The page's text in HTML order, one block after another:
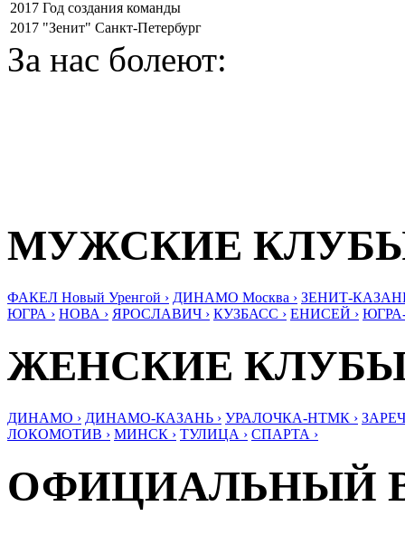
2017 Год создания команды
2017 "Зенит" Санкт-Петербург
За нас болеют:
МУЖСКИЕ
ФАКЕЛ Новый Уренгой › ДИНАМО Москва › ЗЕНИТ-
ЮГРА › НОВА › ЯРОСЛАВИЧ › КУЗБАСС › ЕНИСЕЙ ›
ЖЕНСКИЕ
ДИНАМО › ДИНАМО-КАЗАНЬ › УРАЛОЧКА-НТМК ›
ЛОКОМОТИВ › МИНСК › ТУЛИЦА › СПАРТА ›
ОФИЦИАЛЬНЫЙ